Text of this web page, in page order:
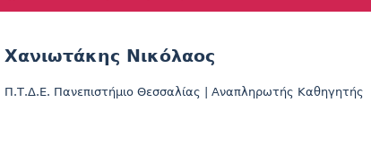
Χανιωτάκης Νικόλαος
Π.Τ.Δ.Ε. Πανεπιστήμιο Θεσσαλίας |Αναπληρωτής Καθηγητής